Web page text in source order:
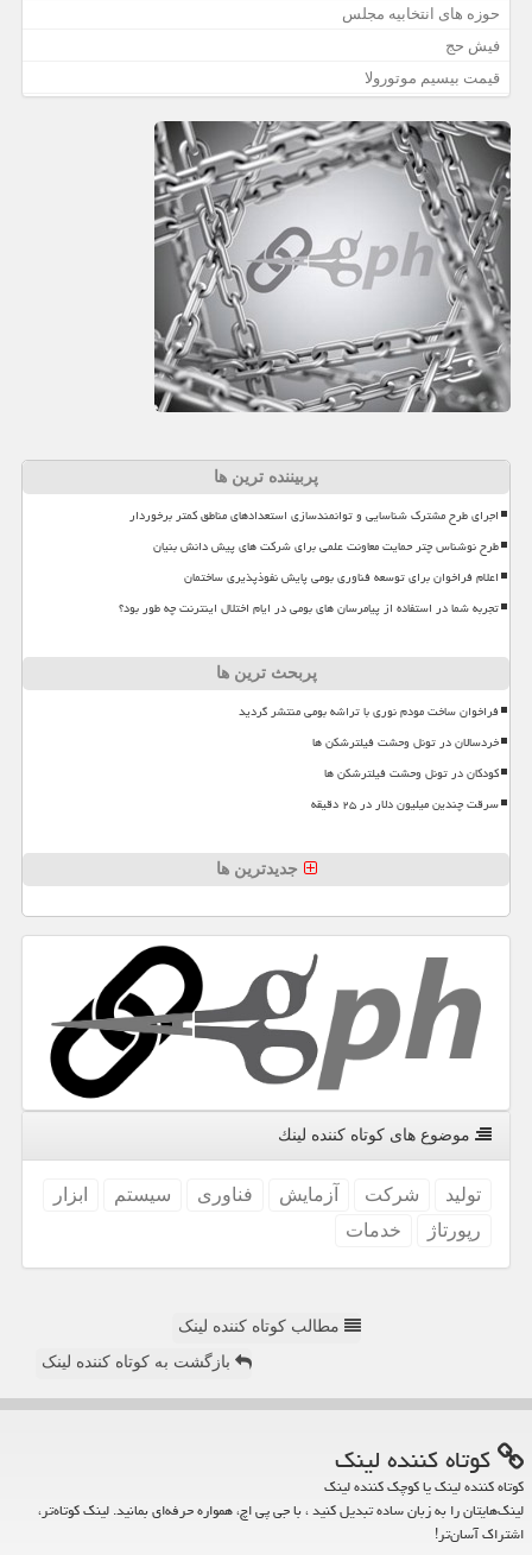
حوزه های انتخابیه مجلس
فیش حج
قیمت بیسیم موتورولا
پربیننده ترین ها
اجرای طرح مشترک شناسایی و توانمندسازی استعدادهای مناطق کمتر برخوردار
طرح نوشناس چتر حمایت معاونت علمی برای شرکت های پیش دانش بنیان
اعلام فراخوان برای توسعه فناوری بومی پایش نفوذپذیری ساختمان
تجربه شما در استفاده از پیامرسان های بومی در ایام اختلال اینترنت چه طور بود؟
پربحث ترین ها
فراخوان ساخت مودم نوری با تراشه بومی منتشر گردید
خردسالان در تونل وحشت فیلترشکن ها
کودکان در تونل وحشت فیلترشکن ها
سرقت چندین میلیون دلار در ۲۵ دقیقه
جدیدترین ها
موضوع های كوتاه كننده لینك
تولید شركت آزمایش فناوری سیستم
ابزار
رپورتاژ
خدمات
مطالب کوتاه کننده لینک
بازگشت به کوتاه کننده لینک
كوتاه كننده لینك
کوتاه کننده لینک یا کوچک کننده لینک
لینک‌هایتان را به زبان ساده تبدیل کنید ، با جی پی اچ، همواره حرفه‌ای بمانید. لینک کوتاه‌تر،
اشتراک آسان‌تر!